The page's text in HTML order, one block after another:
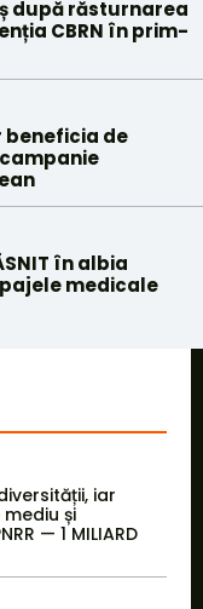
după răsturnarea
CBRN în prim-
beneficia de
în albia
medicale
iar
și
— 1 MILIARD